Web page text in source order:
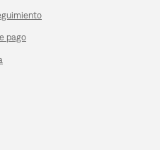
pago